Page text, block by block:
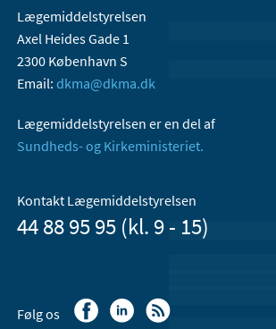
Lægemiddelstyrelsen
Axel Heides Gade 1
2300 København S
Email: dkma@dkma.dk
Lægemiddelstyrelsen er en del af
Sundheds- og Kirkeministeriet.
Kontakt Lægemiddelstyrelsen
44 88 95 95 (kl. 9 - 15)
Følg os